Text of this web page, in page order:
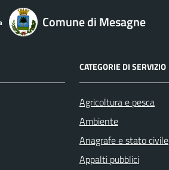
Comune di Mesagne
CATEGORIE DI SERVIZIO
Agricoltura e pesca
Ambiente
Anagrafe e stato civile
Appalti pubblici